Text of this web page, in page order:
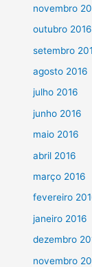
novembro
outubro 2016
setembro
agosto 2016
julho 2016
junho 2016
maio 2016
abril 2016
março 2016
fevereiro
janeiro 2016
dezembro
novembro